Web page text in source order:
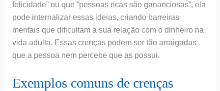
felicidade” ou que “pessoas ricas são gananciosas”, ela
pode internalizar essas ideias, criando barreiras
mentais que dificultam a sua relação com o dinheiro na
vida adulta. Essas crenças podem ser tão arraigadas
que a pessoa nem percebe que as possui.
Exemplos comuns de crenças